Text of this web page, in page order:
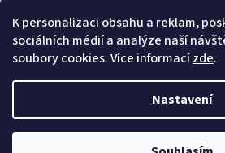
K personalizaci obsahu a reklam,
sociálních médií a analýze naší
soubory cookies. Více informacízde.
Nastavení
Přijímáme online platby
Vytvořil Shoptet
Nastavil tým EshopyUmíme.czCopyright 2026